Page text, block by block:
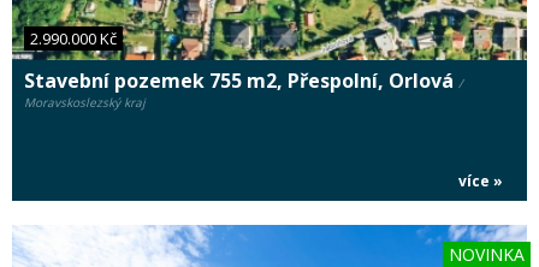
2.990.000 Kč
Stavební pozemek 755 m2, Přespolní, Orlová /
Moravskoslezský kraj
více »
NOVINKA